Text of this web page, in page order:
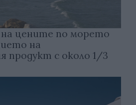
цените по морето
на
продукт с около 1/3